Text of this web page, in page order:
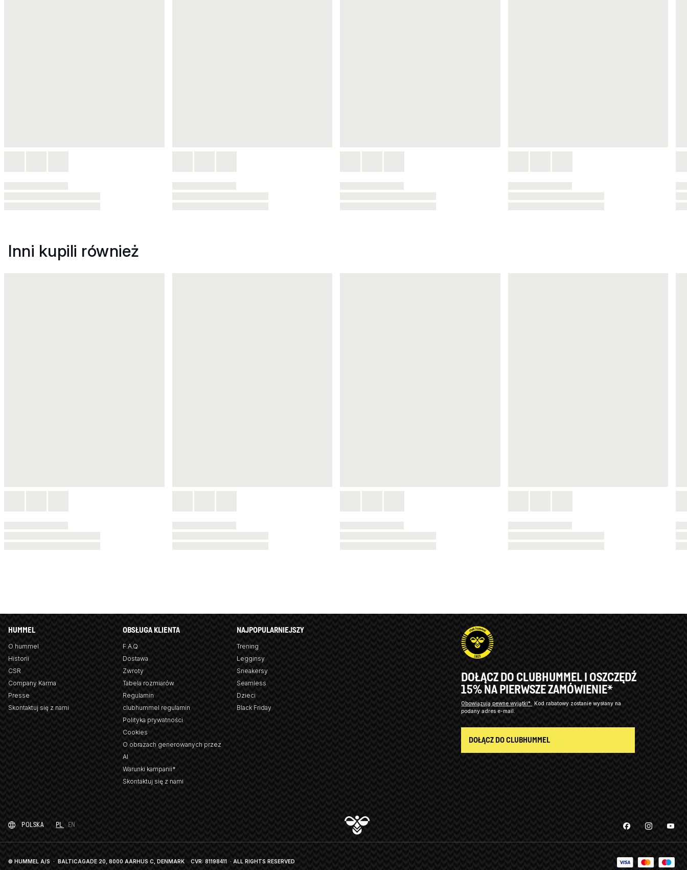
Inni kupili również
HUMMEL
O hummel
Historii
CSR
Company Karma
Presse
Skontaktuj się z nami
OBSŁUGA KLIENTA
F.A.Q
Dostawa
Zwroty
Tabela rozmiarów
Regulamin
clubhummel regulamin
Polityka prywatności
Cookies
O obrazach generowanych przez
AI
Warunki kampanii*
Skontaktuj się z nami
NAJPOPULARNIEJSZY
Trening
Legginsy
Sneakersy
Seamless
Dzieci
Black Friday
DOŁĄCZ DO CLUBHUMMEL I OSZCZĘDŹ
15% NA PIERWSZE ZAMÓWIENIE*
Obowiązują pewne wyjątki*
Kod rabatowy zostanie wysłany na
podany adres e-mail.
DOŁĄCZ DO CLUBHUMMEL
POLSKA PL EN
© HUMMEL A/S · BALTICAGADE 20, 8000 AARHUS C, DENMARK CVR: 81198411 · ALL RIGHTS RESERVED